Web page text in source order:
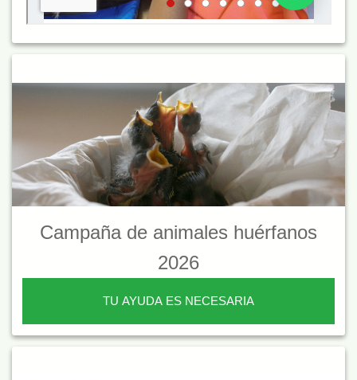
Campaña de animales huérfanos
2026
TU AYUDA ES NECESARIA